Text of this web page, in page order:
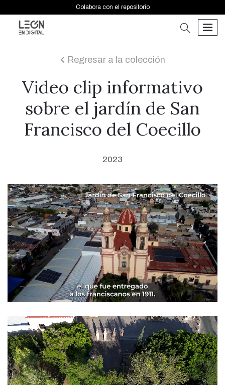
Colabora con el repositorio
buscar
icon
Regresar a la colección
Video clip informativo
sobre el jardín de San
Francisco del Coecillo
2023